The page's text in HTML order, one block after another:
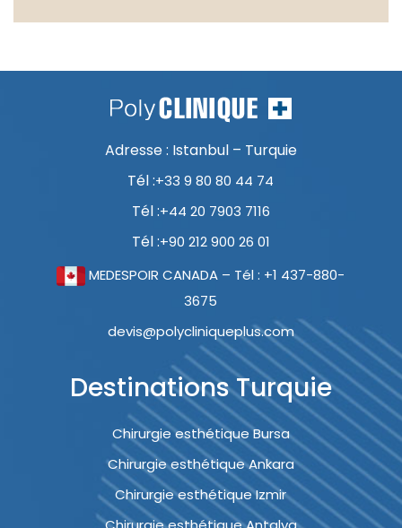
Adresse : Istanbul – Turquie
Tél :+33 9 80 80 44 74
Tél :+44 20 7903 7116
Tél :+90 212 900 26 01
MEDESPOIR CANADA – Tél : +1 437-880-
3675
devis@polycliniqueplus.com
Destinations Turquie
Chirurgie esthétique Bursa
Chirurgie esthétique Ankara
Chirurgie esthétique Izmir